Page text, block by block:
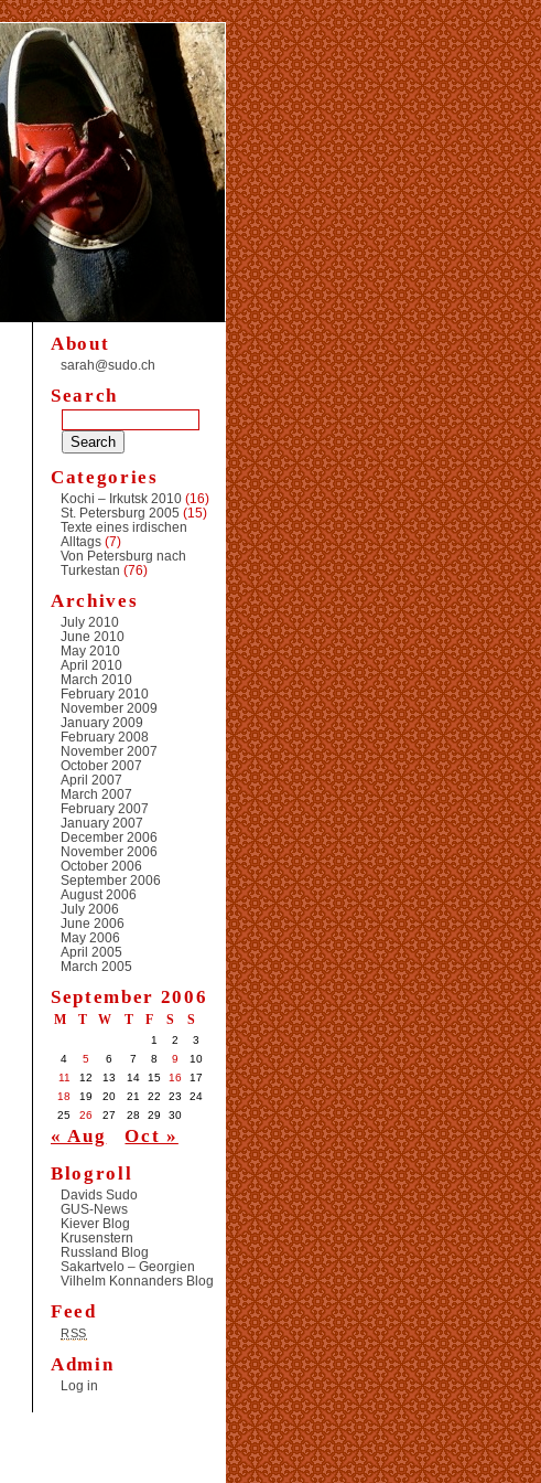
About
sarah@sudo.ch
Search
Categories
Kochi – Irkutsk 2010 (16)
St. Petersburg 2005 (15)
Texte eines irdischen
Alltags (7)
Von Petersburg nach
Turkestan (76)
Archives
July 2010
June 2010
May 2010
April 2010
March 2010
February 2010
November 2009
January 2009
February 2008
November 2007
October 2007
April 2007
March 2007
February 2007
January 2007
December 2006
November 2006
October 2006
September 2006
August 2006
July 2006
June 2006
May 2006
April 2005
March 2005
September 2006
M T W T F S S
1 2
3
4
5 6 7 8 9
10
11
12 13 14 15 16
17
18
19 20 21 22 23
24
25
26 27 28 29 30
« Aug
Oct »
Blogroll
Davids Sudo
GUS-News
Kiever Blog
Krusenstern
Russland Blog
Sakartvelo – Georgien
Vilhelm Konnanders Blog
Feed
RSS
Admin
Log in